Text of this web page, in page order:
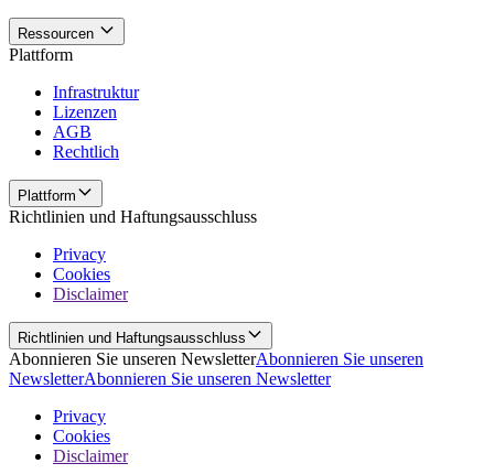
Ressourcen
Plattform
Infrastruktur
Lizenzen
AGB
Rechtlich
Plattform
Richtlinien und Haftungsausschluss
Privacy
Cookies
Disclaimer
Richtlinien und Haftungsausschluss
Abonnieren Sie unseren NewsletterAbonnieren Sie unseren
NewsletterAbonnieren Sie unseren Newsletter
Privacy
Cookies
Disclaimer